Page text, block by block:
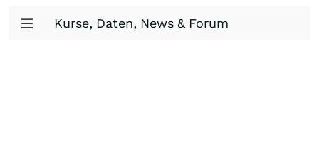
Kurse, Daten, News & Forum